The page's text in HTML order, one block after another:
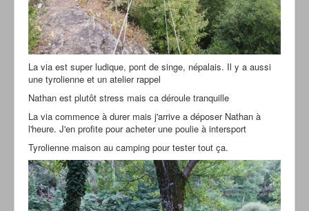
La via est super ludique, pont de singe, népalais. Il y a aussi
une tyrolienne et un atelier rappel
Nathan est plutôt stress mais ca déroule tranquille
La via commence à durer mais j'arrive a déposer Nathan à
l'heure. J'en profite pour acheter une poulie à intersport
Tyrolienne maison au camping pour tester tout ça.